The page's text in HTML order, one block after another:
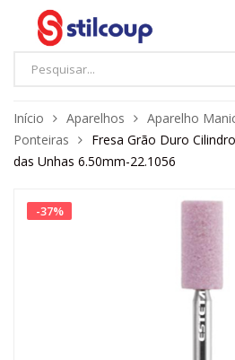
Início Aparelhos Aparelho
Ponteiras
Fresa Grão Duro
das Unhas 6.50mm-22.1056
-37%